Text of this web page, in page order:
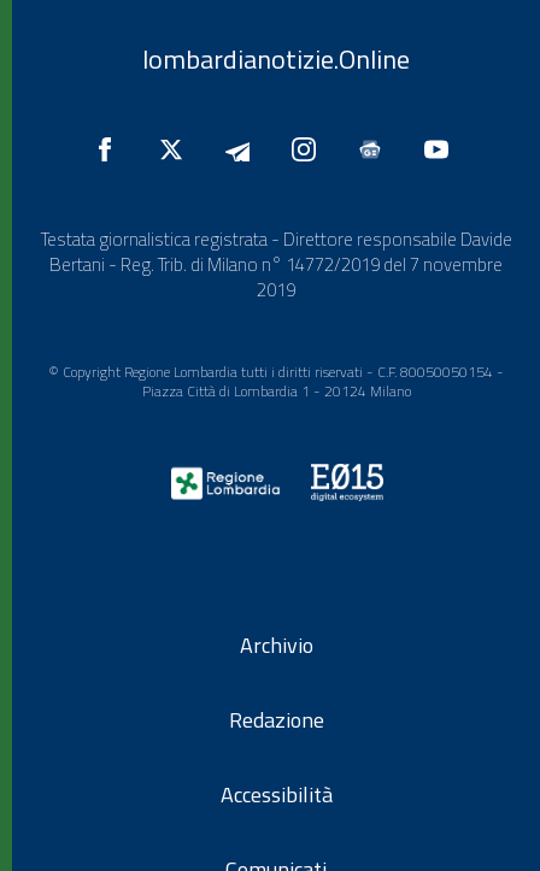
lombardianotizie.Online
Testata giornalistica registrata - Direttore responsabile Davide
Bertani - Reg. Trib. di Milano n° 14772/2019 del 7 novembre
2019
© Copyright Regione Lombardia tutti i diritti riservati - C.F. 80050050154 -
Piazza Città di Lombardia 1 - 20124 Milano
Archivio
Redazione
Accessibilità